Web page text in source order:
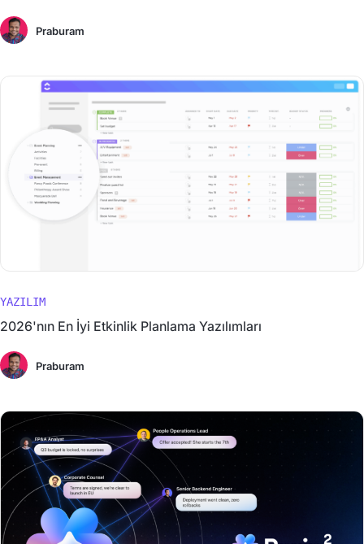
Praburam
YAZILIM
2026'nın En İyi Etkinlik Planlama Yazılımları
Praburam